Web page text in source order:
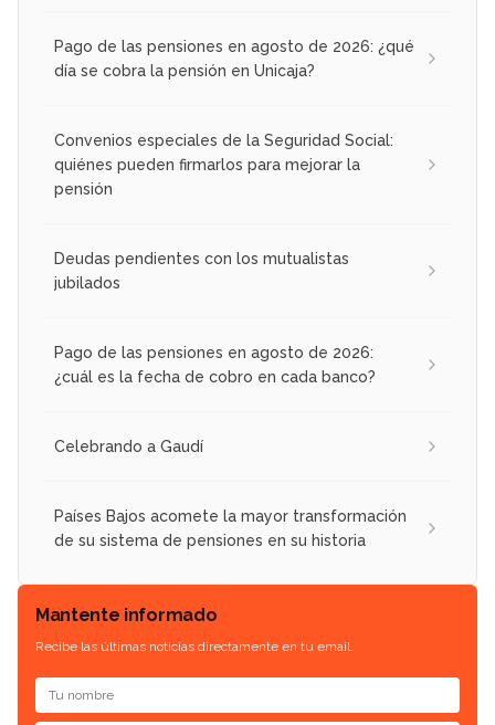
Pago de las pensiones en agosto de 2026: ¿qué
día se cobra la pensión en Unicaja?
Convenios especiales de la Seguridad Social:
quiénes pueden firmarlos para mejorar la
pensión
Deudas pendientes con los mutualistas
jubilados
Pago de las pensiones en agosto de 2026:
¿cuál es la fecha de cobro en cada banco?
Celebrando a Gaudí
Países Bajos acomete la mayor transformación
de su sistema de pensiones en su historia
Mantente informado
Recibe las últimas noticias directamente en tu email.